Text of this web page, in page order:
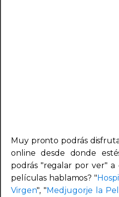
Muy pronto podrás
online desde donde
podrás "regalar por ver" a
películas hablamos? "
Virgen", "Medjugorje la